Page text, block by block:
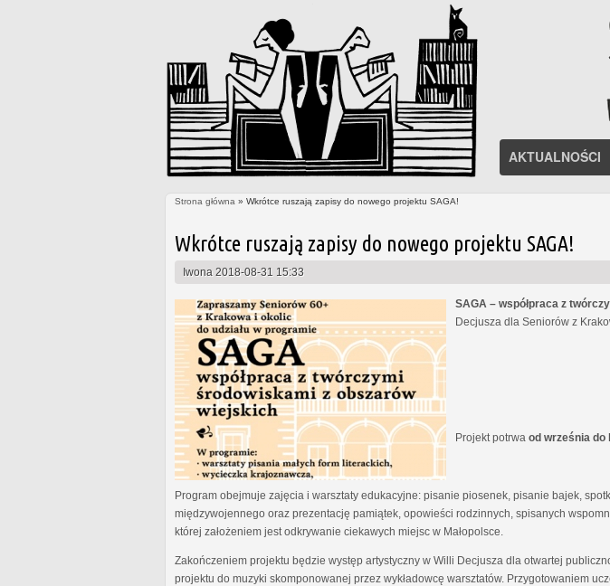
AKTUALNOŚCI
Strona główna » Wkrótce ruszają zapisy do nowego projektu SAGA!
Wkrótce ruszają zapisy do nowego projektu SAGA!
Iwona 2018-08-31 15:33
SAGA – współpraca z
Decjusza dla Seniorów z
Projekt potrwa od września do
Program obejmuje zajęcia i warsztaty edukacyjne: pisanie piosenek, pisanie bajek,
międzywojennego oraz prezentację pamiątek, opowieści rodzinnych, spisanych
której założeniem jest odkrywanie ciekawych miejsc w Małopolsce.
Zakończeniem projektu będzie występ artystyczny w Willi Decjusza dla otwartej
projektu do muzyki skomponowanej przez wykładowcę warsztatów. Przygotowaniem